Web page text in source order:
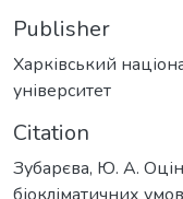
Publisher
Харківський
університет
Citation
Зубарєва, Ю. А.